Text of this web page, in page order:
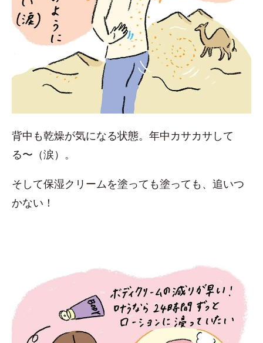
背中も乾燥が気になる状態。年中カサカサして
る〜（涙）。
そして保湿クリームを塗っても塗っても、追いつ
かない！